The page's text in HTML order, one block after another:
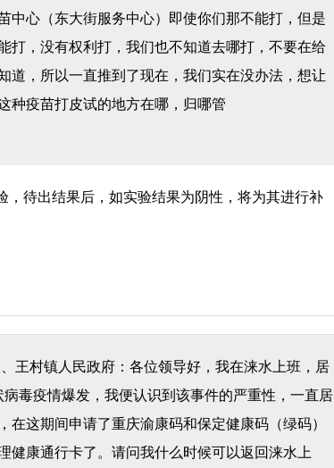
中心（东大街服务中心）即使你们那不能打，但是
打，没有权利打，我们也不知道去哪打，不要在给
道，所以一直推到了现在，我们实在没办法，想让
种疫苗打皮试的地方在哪，归哪管
待出结果后，如实验结果为阴性，将为其进行补
王村镇人民政府：各位领导好，我在涞水上班，居
毒疫情爆发，我便认识到该事件的严重性，一直居
这期间申请了重庆渝康码和保定健康码（绿码）
健康通行卡了。请问我什么时候可以返回涞水上